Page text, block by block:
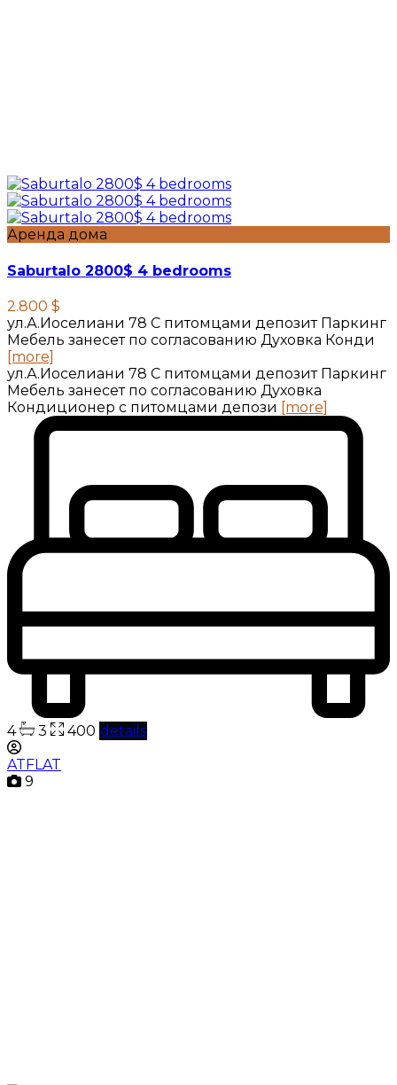
Аренда дома
Saburtalo 2800$ 4 bedrooms
2.800 $
ул.А.Иоселиани 78 С питомцами депозит Паркинг
Мебель занесет по согласованию Духовка Конди
[more]
ул.А.Иоселиани 78 С питомцами депозит Паркинг
Мебель занесет по согласованию Духовка
Кондиционер с питомцами депози [more]
4 3 400 details
ATFLAT
9